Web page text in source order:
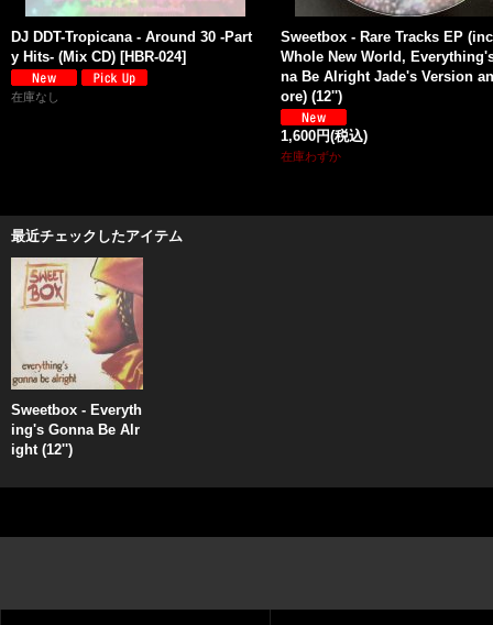
DJ DDT-Tropicana - Around 30 -Part
y Hits- (Mix CD) [HBR-024]
在庫なし
Sweetbox - Rare Tracks EP
Whole New World,
na Be Alright Jade's Version
ore) (12'')
1,600円(税込)
在庫わずか
最近チェックしたアイテム
Sweetbox - Everyth
ing's Gonna Be Alr
ight (12'')